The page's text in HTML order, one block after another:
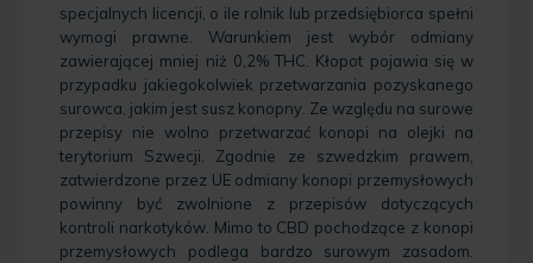
specjalnych licencji, o ile rolnik lub przedsiębiorca spełni
wymogi prawne. Warunkiem jest wybór odmiany
zawierającej mniej niż 0,2% THC. Kłopot pojawia się w
przypadku jakiegokolwiek przetwarzania pozyskanego
surowca, jakim jest susz konopny. Ze względu na surowe
przepisy nie wolno przetwarzać konopi na olejki na
terytorium Szwecji. Zgodnie ze szwedzkim prawem,
zatwierdzone przez UE odmiany konopi przemysłowych
powinny być zwolnione z przepisów dotyczących
kontroli narkotyków. Mimo to CBD pochodzące z konopi
przemysłowych podlega bardzo surowym zasadom.